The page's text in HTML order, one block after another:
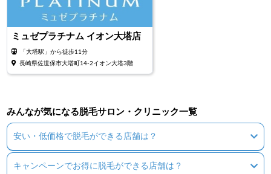
ミュゼプラチナム イオン大塔店
「大塔駅」から徒歩11分
長崎県佐世保市大塔町14-2イオン大塔3階
みんなが気になる脱毛サロン・クリニック一覧
安い・低価格で脱毛ができる店舗は？
キャンペーンでお得に脱毛ができる店舗は？